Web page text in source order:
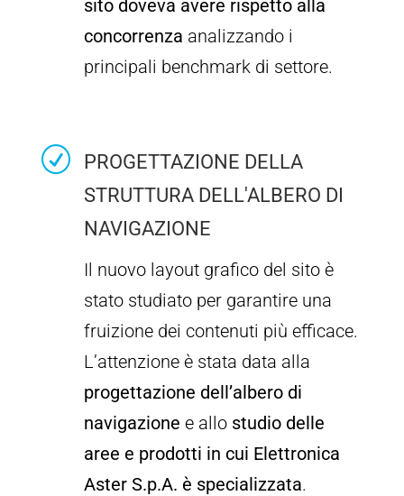
sito doveva avere rispetto alla
concorrenza analizzando i
principali benchmark di settore.
R
PROGETTAZIONE DELLA
STRUTTURA DELL'ALBERO DI
NAVIGAZIONE
Il nuovo layout grafico del sito è
stato studiato per garantire una
fruizione dei contenuti più efficace.
L’attenzione è stata data alla
progettazione dell’albero di
navigazione e allo studio delle
aree e prodotti in cui Elettronica
Aster S.p.A. è specializzata.